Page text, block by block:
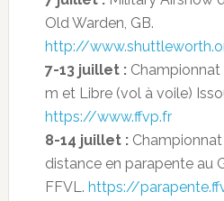
Old Warden, GB.
http://
7-13 juillet :Championnat
m et Libre (vol à voile)
https://www.ffvp.fr
8-14 juillet :Championnat
distance en parapente au
FFVL. https://